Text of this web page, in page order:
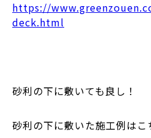
https://
deck.html
砂利の下に敷いても良し！
砂利の下に敷いた施工例は